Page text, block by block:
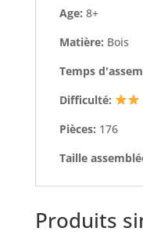
Age: 8+
Matière: Bois
Temps
Difficulté:
Pièces: 176
Taille
Produits